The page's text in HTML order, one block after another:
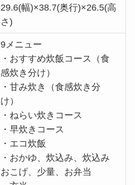
29.6(幅)×38.7(奥行)×26.5(高
さ)
9メニュー
・おすすめ炊飯コース（食
感炊き分け）
・甘み炊き（食感炊き分
け）
・ねらい炊きコース
・早炊きコース
・エコ炊飯
・おかゆ、炊込み、炊込み
おこげ、少量、お弁当